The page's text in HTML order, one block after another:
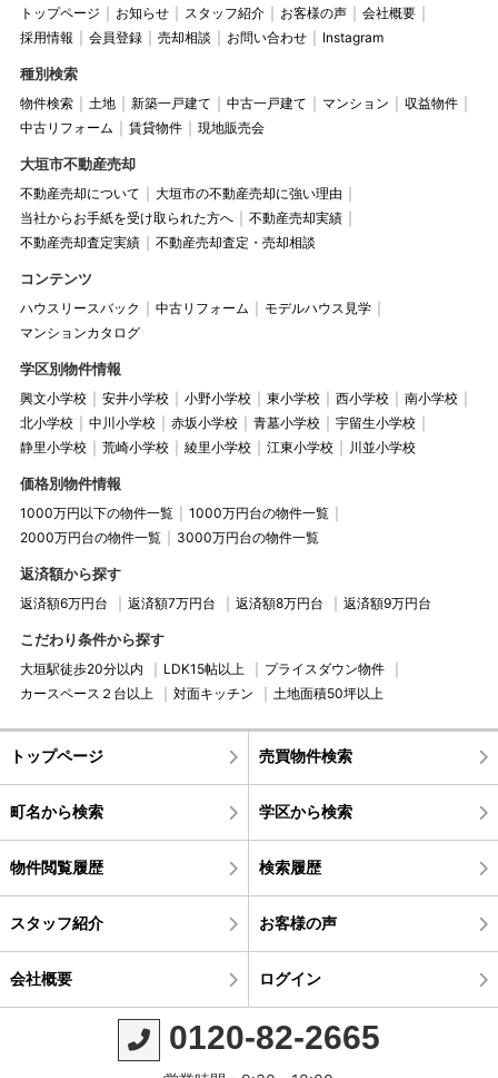
トップページ お知らせ スタッフ紹介 お客様の声
会社概要
採用情報
会員登録 売却相談 お問い合わせ Instagram
種別検索
物件検索 土地 新築一戸建て 中古一戸建て マンション
収益物件
中古リフォーム
賃貸物件 現地販売会
大垣市不動産売却
不動産売却について
大垣市の不動産売却に強い理由
当社からお手紙を受け取られた方へ
不動産売却実績
不動産売却査定実績
不動産売却査定・売却相談
コンテンツ
ハウスリースバック 中古リフォーム
モデルハウス見学
マンションカタログ
学区別物件情報
興文小学校 安井小学校 小野小学校 東小学校 西小学校
南小学校
北小学校
中川小学校 赤坂小学校 青墓小学校
宇留生小学校
静里小学校
荒崎小学校 綾里小学校 江東小学校 川並小学校
価格別物件情報
1000万円以下の物件一覧
1000万円台の物件一覧
2000万円台の物件一覧
3000万円台の物件一覧
返済額から探す
返済額6万円台 返済額7万円台 返済額8万円台 返済額9万円台
こだわり条件から探す
大垣駅徒歩20分以内 LDK15帖以上
プライスダウン物件
カースペース２台以上
対面キッチン 土地面積50坪以上
トップページ 売買物件検索
町名から検索 学区から検索
物件閲覧履歴 検索履歴
スタッフ紹介 お客様の声
会社概要 ログイン
0120-82-2665